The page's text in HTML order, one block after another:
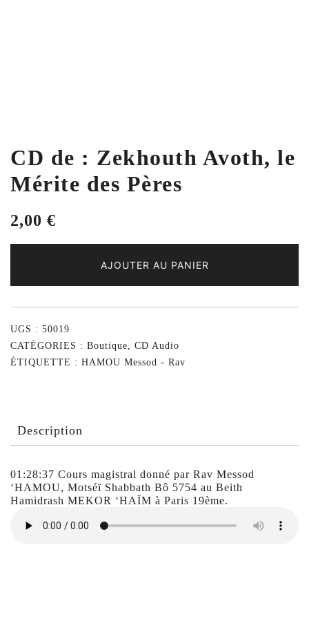
CD de : Zekhouth Avoth, le
Mérite des Pères
2,00 €
AJOUTER AU PANIER
UGS : 50019
CATÉGORIES : Boutique, CD Audio
ÉTIQUETTE : HAMOU Messod - Rav
Description
01:28:37 Cours magistral donné par Rav Messod
‘HAMOU, Motséï Shabbath Bô 5754 au Beith
Hamidrash MEKOR ‘HAÏM à Paris 19ème.